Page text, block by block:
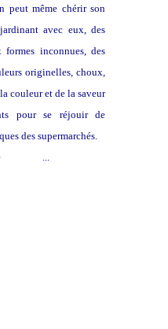
peut même chérir son
avec eux, des
formes inconnues, des
originelles, choux,
couleur et de la saveur
pour se réjouir de
des supermarchés.